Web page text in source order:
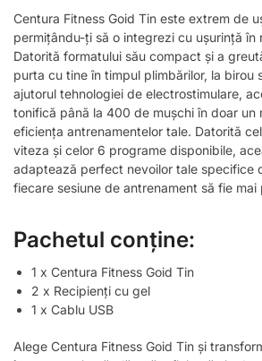
Centura Fitness Goid Tin este extrem de
permițându-ți să o integrezi cu ușurință în
Datorită formatului său compact și a
purta cu tine în timpul plimbărilor, la birou
ajutorul tehnologiei de electrostimulare,
tonifică până la 400 de mușchi în doar un
eficiența antrenamentelor tale. Datorită
viteza și celor 6 programe disponibile,
adaptează perfect nevoilor tale specifice
fiecare sesiune de antrenament să fie
Pachetul conține:
1 x Centura Fitness Goid Tin
2 x Recipienți cu gel
1 x Cablu USB
Alege Centura Fitness Goid Tin și